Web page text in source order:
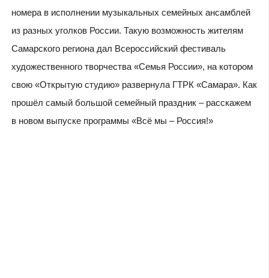
номера в исполнении музыкальных семейных ансамблей
из разных уголков России. Такую возможность жителям
Самарского региона дал Всероссийский фестиваль
художественного творчества «Семья России», на котором
свою «Открытую студию» развернула ГТРК «Самара». Как
прошёл самый большой семейный праздник – расскажем
в новом выпуске программы «Всё мы – Россия!»